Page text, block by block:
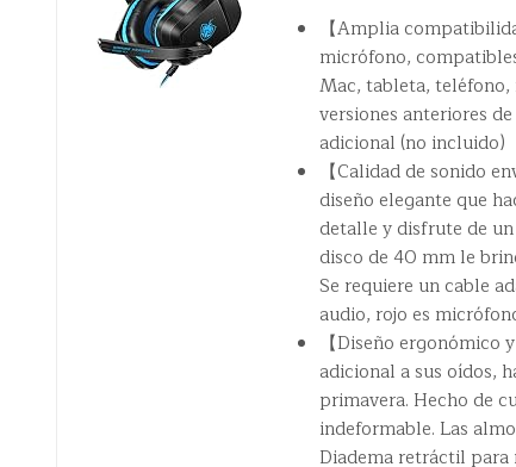
【Amplia
micrófono,
Mac, tableta, teléfono,
versiones anteriores
adicional (no incluido)
【Calidad de sonido
diseño elegante que
detalle y disfrute de
disco de 40 mm le
Se requiere un cable
audio, rojo es
【Diseño ergonómico
adicional a sus oídos,
primavera. Hecho de
indeformable. Las
Diadema retráctil para